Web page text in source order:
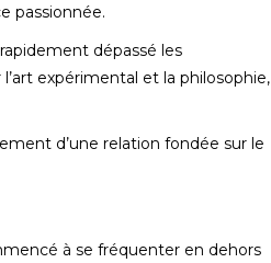
passionnée.
dépassé les
expérimental et la philosophie,
d’une relation fondée sur le
à se fréquenter en dehors